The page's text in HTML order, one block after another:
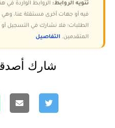
تنويه الروابط: الروابط الواردة في
فيه أو جهات أخرى مستقلة عنا،
الطلبات؛ فلا نشارك في التسجيل أو
المتقدمين. التفاصيل
شارك